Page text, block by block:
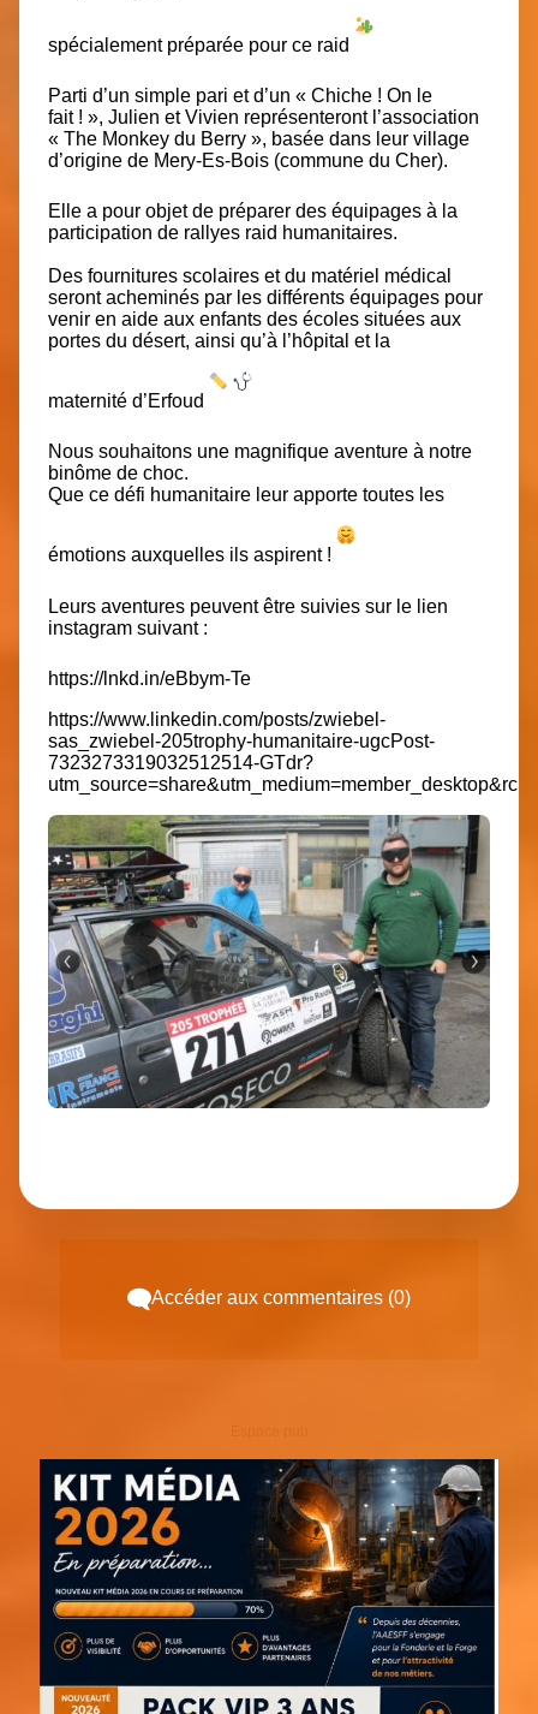
spécialement préparée pour ce raid
Parti d’un simple pari et d’un « Chiche ! On le
fait ! », Julien et Vivien représenteront l’association
« The Monkey du Berry », basée dans leur village
d’origine de Mery-Es-Bois (commune du Cher).
Elle a pour objet de préparer des équipages à la
participation de rallyes raid humanitaires.
Des fournitures scolaires et du matériel médical
seront acheminés par les différents équipages pour
venir en aide aux enfants des écoles situées aux
portes du désert, ainsi qu’à l’hôpital et la
maternité d’Erfoud
Nous souhaitons une magnifique aventure à notre
binôme de choc.
Que ce défi humanitaire leur apporte toutes les
émotions auxquelles ils aspirent !
Leurs aventures peuvent être suivies sur le lien
instagram suivant :
https://lnkd.in/eBbym-Te
https://www.linkedin.com/posts/zwiebel-
sas_zwiebel-205trophy-humanitaire-ugcPost-
7323273319032512514-GTdr?
Accéder aux commentaires (0)